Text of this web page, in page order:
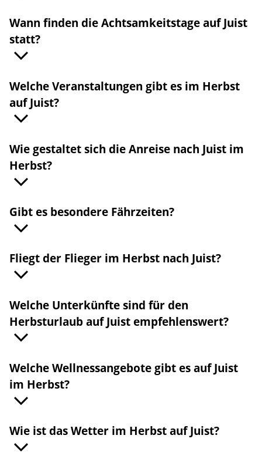
Wann finden die Achtsamkeitstage auf Juist
statt?
Welche Veranstaltungen gibt es im Herbst
auf Juist?
Wie gestaltet sich die Anreise nach Juist im
Herbst?
Gibt es besondere Fährzeiten?
Fliegt der Flieger im Herbst nach Juist?
Welche Unterkünfte sind für den
Herbsturlaub auf Juist empfehlenswert?
Welche Wellnessangebote gibt es auf Juist
im Herbst?
Wie ist das Wetter im Herbst auf Juist?